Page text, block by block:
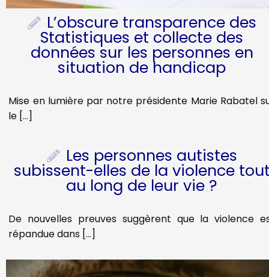
L’obscure transparence des
Statistiques et collecte des
données sur les personnes en
situation de handicap
Mise en lumière par notre présidente Marie Rabatel
le […]
Les personnes autistes
subissent-elles de la violence
au long de leur vie ?
De nouvelles preuves suggèrent que la violence
répandue dans […]